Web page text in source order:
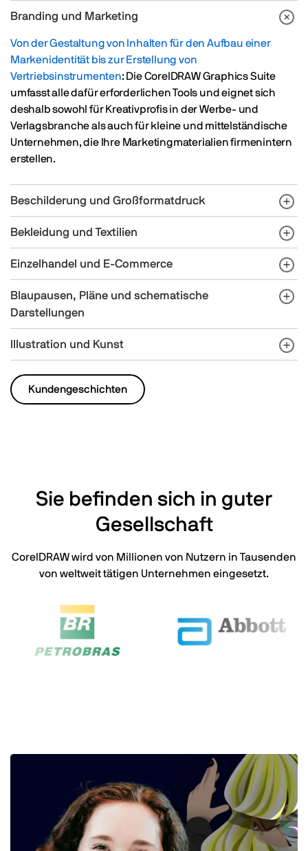
Branding und Marketing
Von der Gestaltung von Inhalten für den Aufbau einer
Markenidentität bis zur Erstellung von
Vertriebsinstrumenten: Die CorelDRAW Graphics Suite
umfasst alle dafür erforderlichen Tools und eignet sich
deshalb sowohl für Kreativprofis in der Werbe- und
Verlagsbranche als auch für kleine und mittelständische
Unternehmen, die Ihre Marketingmaterialien firmenintern
erstellen.
Beschilderung und Großformatdruck
Bekleidung und Textilien
Einzelhandel und E-Commerce
Blaupausen, Pläne und schematische
Darstellungen
Illustration und Kunst
Kundengeschichten
Sie befinden sich in guter
Gesellschaft
CorelDRAW wird von Millionen von Nutzern in Tausenden
von weltweit tätigen Unternehmen eingesetzt.